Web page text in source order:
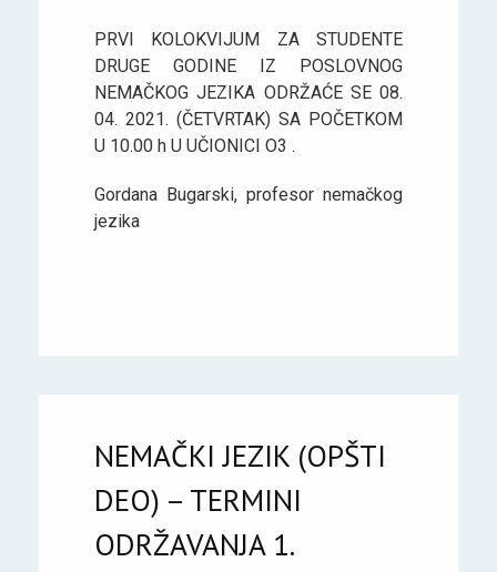
PRVI KOLOKVIJUM ZA STUDENTE
DRUGE GODINE IZ POSLOVNOG
NEMAČKOG JEZIKA ODRŽAĆE SE 08.
04. 2021. (ČETVRTAK) SA POČETKOM
U 10.00 h U UČIONICI O3 .
Gordana Bugarski, profesor nemačkog
jezika
NEMAČKI JEZIK (OPŠTI
DEO) – TERMINI
ODRŽAVANJA 1.